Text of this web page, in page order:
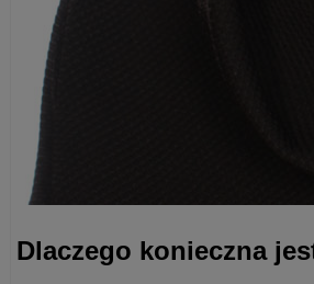
Dlaczego konieczna